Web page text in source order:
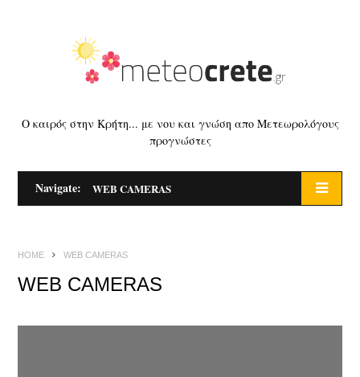
Ο καιρός στην Κρήτη... με νου και γνώση απο Μετεωρολόγους
προγνώστες
Navigate: WEB CAMERAS
HOME WEB CAMERAS
WEB CAMERAS